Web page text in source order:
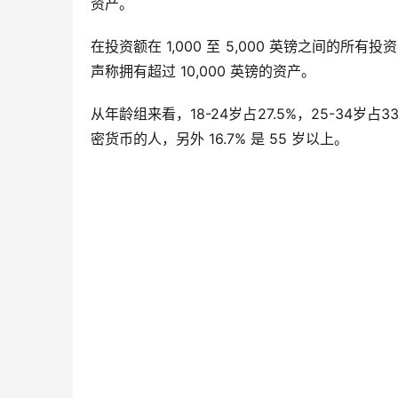
资产。
在投资额在 1,000 至 5,000 英镑之间的所有投
声称拥有超过 10,000 英镑的资产。
从年龄组来看，18-24岁占27.5%，25-34岁占
密货币的人，另外 16.7% 是 55 岁以上。